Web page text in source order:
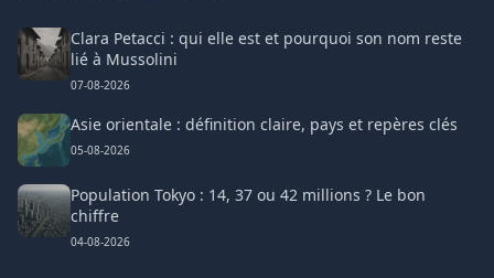
Clara Petacci : qui elle est et pourquoi son nom reste
lié à Mussolini
07-08-2026
Asie orientale : définition claire, pays et repères clés
05-08-2026
Population Tokyo : 14, 37 ou 42 millions ? Le bon
chiffre
04-08-2026